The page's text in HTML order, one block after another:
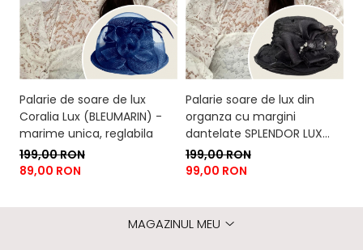
Palarie de soare de lux
Coralia Lux (BLEUMARIN) -
marime unica, reglabila
199,00 RON
89,00 RON
Palarie soare de lux din
organza cu margini
dantelate SPLENDOR LUX
(NEGRU) - marime unica,
reglabila
199,00 RON
99,00 RON
MAGAZINUL MEU